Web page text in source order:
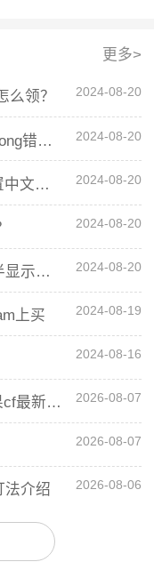
更多>
么领？ 2024-08-20
《黑神话：悟空》Black Myth Wukong错误提示怎么解决 2024-08-20
《黑神话：悟空》wegame怎么设置中文配音 2024-08-20
2024-08-20
《黑神话：悟空》steam解压到一半显示空间不足怎么办？ 2024-08-20
上买 2024-08-19
2024-08-16
CF小苹果活动助手网页入口 小苹果cf最新活动一键领取 2026-08-07
2026-08-07
法介绍 2026-08-06